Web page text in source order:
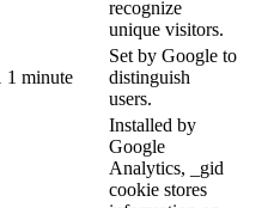
recognize
unique visitors.
1 minute
Set by Google to
distinguish
users.
Installed by
Google
Analytics, _gid
cookie stores